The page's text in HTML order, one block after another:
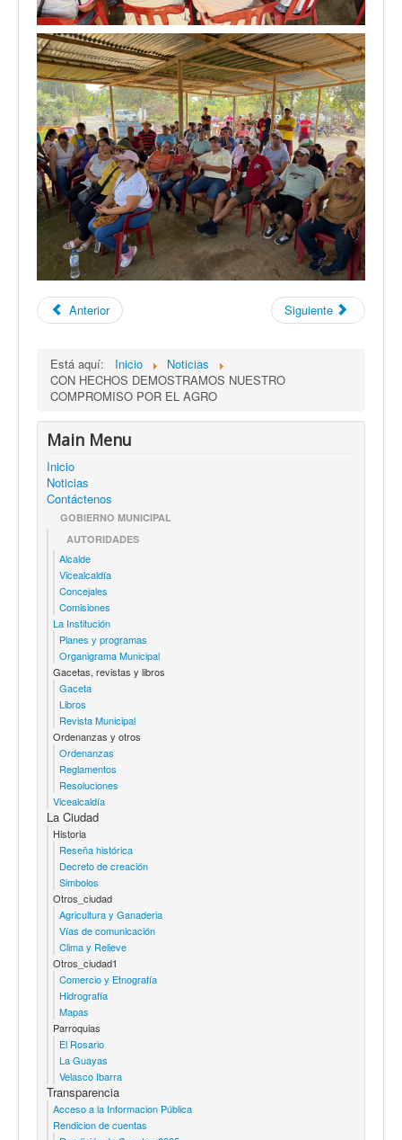
Anterior Siguiente
Está aquí: Inicio
Noticias
CON HECHOS DEMOSTRAMOS NUESTRO
COMPROMISO POR EL AGRO
Main Menu
Inicio
Noticias
Contáctenos
GOBIERNO MUNICIPAL
AUTORIDADES
Alcalde
Vicealcaldía
Concejales
Comisiones
La Institución
Planes y programas
Organigrama Municipal
Gacetas, revistas y libros
Gaceta
Libros
Revista Municipal
Ordenanzas y otros
Ordenanzas
Reglamentos
Resoluciones
Vicealcaldía
La Ciudad
Historia
Reseña histórica
Decreto de creación
Simbolos
Otros_ciudad
Agricultura y Ganaderia
Vías de comunicación
Clima y Relieve
Otros_ciudad1
Comercio y Etnografía
Hidrografía
Mapas
Parroquias
El Rosario
La Guayas
Velasco Ibarra
Transparencia
Acceso a la Informacion Pública
Rendicion de cuentas